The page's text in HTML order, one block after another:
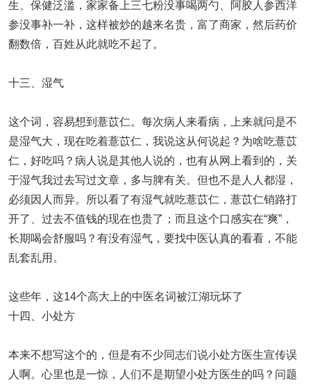
生、保健泛滥，家家备上三七粉没事喝两勺、阿胶人参西洋
参没事补一补，这样被炒的越来名贵，富了商家，然后药价
翻数倍，百姓从此就吃不起了。
十三、湿气
这个词，容易想到薏苡仁。每次病人来看病，上来就问是不
是湿气大，现在吃着薏苡仁，我说这从何说起？为啥吃薏苡
仁，好吃吗？病人说是其他人说的，也有从网上看到的，关
于湿气我过去写过文章，多与脾有关。但也不是人人都湿，
必须因人而异。所以看了有湿气就吃薏苡仁，薏苡仁销路打
开了、过去不值钱的现在也贵了；而且这个口感实在“爽”，
长期喝会舒服吗？有没有湿气，要找中医认真的看看，不能
乱套乱用。
这些年，这14个高大上的中医名词被江湖玩坏了
十四、小处方
本来不想写这个的，但是有不少同志们说小处方医生宣传误
人啊。心里也是一惊，人们不是期望小处方医生的吗？问题